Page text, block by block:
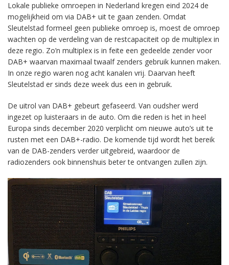
Lokale publieke omroepen in Nederland kregen eind 2024 de
mogelijkheid om via DAB+ uit te gaan zenden. Omdat
Sleutelstad formeel geen publieke omroep is, moest de omroep
wachten op de verdeling van de restcapaciteit op de multiplex in
deze regio. Zo’n multiplex is in feite een gedeelde zender voor
DAB+ waarvan maximaal twaalf zenders gebruik kunnen maken.
In onze regio waren nog acht kanalen vrij. Daarvan heeft
Sleutelstad er sinds deze week dus een in gebruik.
De uitrol van DAB+ gebeurt gefaseerd. Van oudsher werd
ingezet op luisteraars in de auto. Om die reden is het in heel
Europa sinds december 2020 verplicht om nieuwe auto’s uit te
rusten met een DAB+-radio. De komende tijd wordt het bereik
van de DAB-zenders verder uitgebreid, waardoor de
radiozenders ook binnenshuis beter te ontvangen zullen zijn.